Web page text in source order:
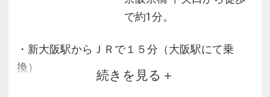
で約1分。
・新大阪駅からＪＲで１５分（大阪駅にて乗
換）
・ＪＲ京橋北改札口、京阪京橋駅中央口より徒
続きを見る